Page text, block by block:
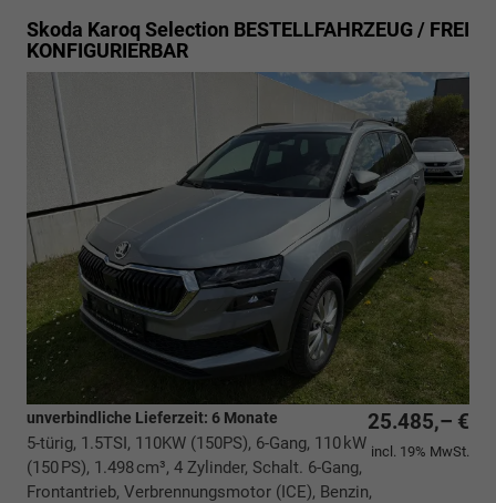
Skoda Karoq Selection BESTELLFAHRZEUG / FREI
KONFIGURIERBAR
25.485,– €
incl. 19% MwSt.
unverbindliche Lieferzeit: 6 Monate
5-türig, 1.5TSI, 110KW (150PS), 6-Gang, 110 kW
(150 PS), 1.498 cm³, 4 Zylinder, Schalt. 6-Gang,
Frontantrieb, Verbrennungsmotor (ICE), Benzin,